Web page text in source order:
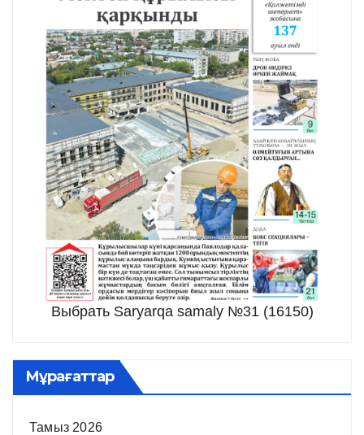
Выбрать Saryarqa samaly №31 (16150)
Мұрағаттар
Тамыз 2026